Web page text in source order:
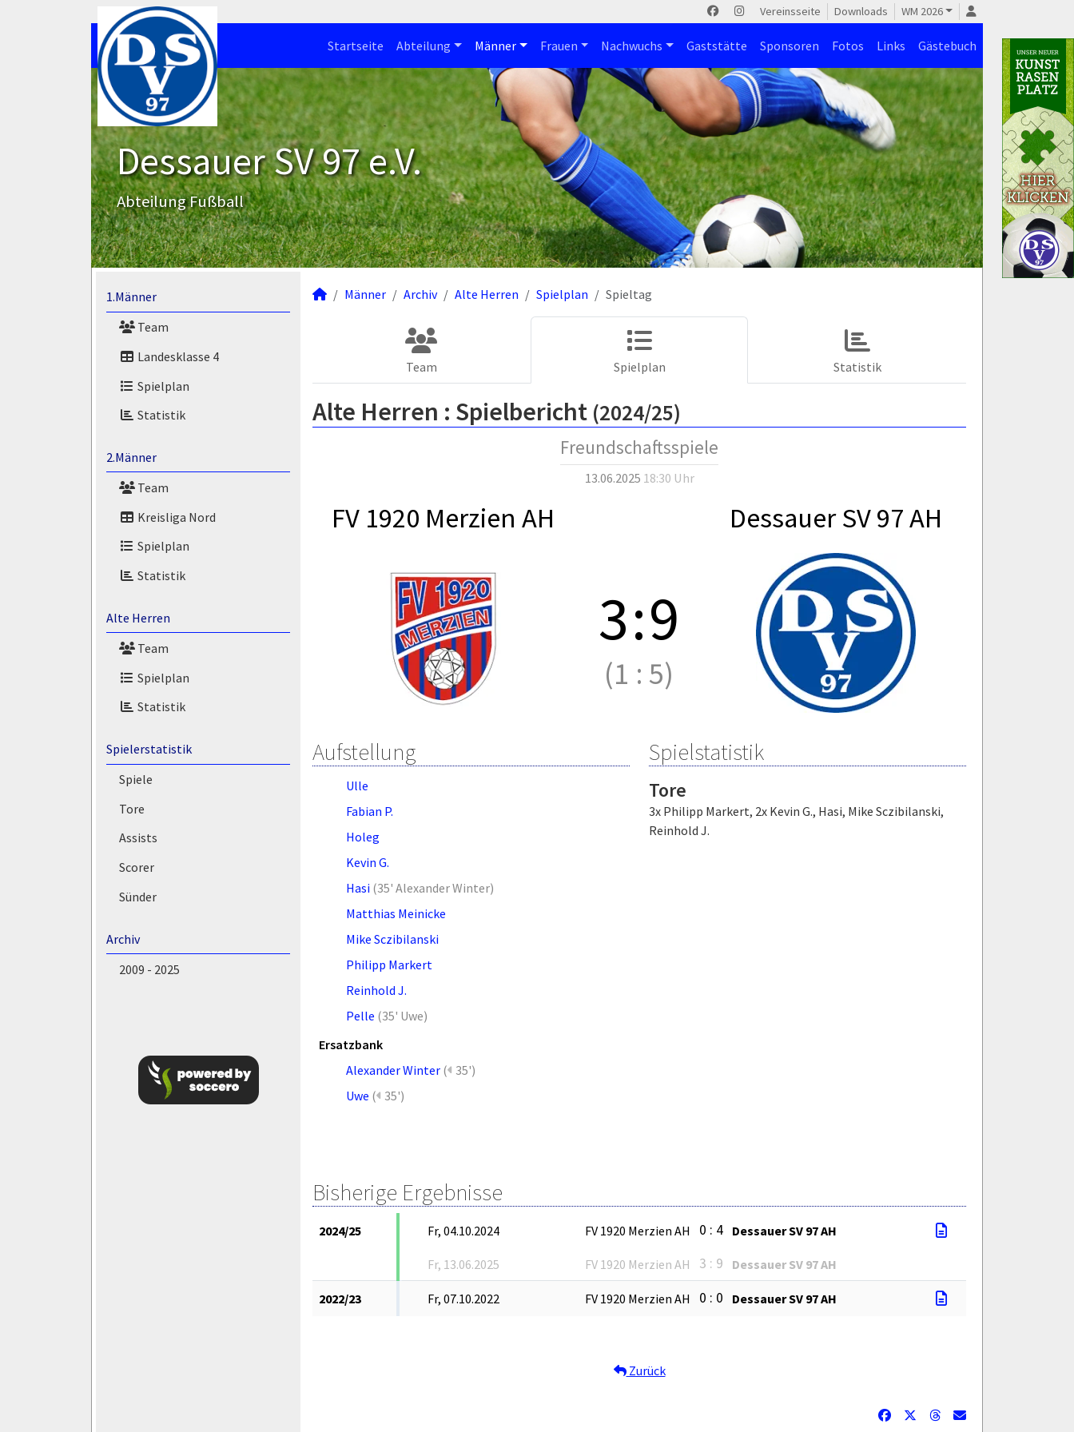
Vereinsseite Downloads WM 2026
Startseite Abteilung Männer Frauen Nachwuchs Gaststätte Sponsoren Fotos Links Gästebuch
Dessauer SV 97 e.V.
Abteilung Fußball
1.Männer
Team
Landesklasse 4
Spielplan
Statistik
2.Männer
Team
Kreisliga Nord
Spielplan
Statistik
Alte Herren
Team
Spielplan
Statistik
Spielerstatistik
Spiele
Tore
Assists
Scorer
Sünder
Archiv
2009 - 2025
Männer Archiv Alte Herren Spielplan Spieltag
Team Spielplan Statistik
Alte Herren : Spielbericht (2024/25)
Freundschaftsspiele
13.06.2025 18:30 Uhr
FV 1920 Merzien AH Dessauer SV 97 AH
3:9
(1 : 5)
Aufstellung
Ulle
Fabian P.
Holeg
Kevin G.
Hasi (35' Alexander Winter)
Matthias Meinicke
Mike Sczibilanski
Philipp Markert
Reinhold J.
Pelle (35' Uwe)
Ersatzbank
Alexander Winter ( 35')
Uwe ( 35')
Spielstatistik
Tore
3x Philipp Markert, 2x Kevin G., Hasi, Mike Sczibilanski,
Reinhold J.
Bisherige Ergebnisse
2024/25 Fr, 04.10.2024 FV 1920 Merzien AH 0 : 4 Dessauer SV 97 AH
Fr, 13.06.2025 FV 1920 Merzien AH 3 : 9 Dessauer SV 97 AH
2022/23 Fr, 07.10.2022 FV 1920 Merzien AH 0 : 0 Dessauer SV 97 AH
Zurück